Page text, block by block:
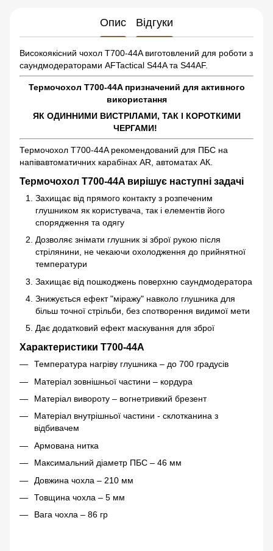
Опис Відгуки
Високоякісний чохол Т700-44A виготовлений для роботи з
саундмодераторами AFTactical S44A та S44AF.
Термочохол Т700-44A призначений для активного
використання
ЯК ОДИННИМИ ВИСТРІЛАМИ, ТАК І КОРОТКИМИ
ЧЕРГАМИ!
Термочохол Т700-44A рекомендований для ПБС на
напівавтоматичних карабінах AR, автоматах АК.
Термочохол Т700-44A вирішує наступні задачі
Захищає від прямого контакту з розпеченим
глушником як користувача, так і елементів його
спорядження та одягу
Дозволяє знімати глушник зі зброї рукою після
стрілянини, не чекаючи охолодження до прийнятної
температури
Захищає від пошкоджень поверхню саундмодератора
Знижується ефект "міражу" навколо глушника для
більш точної стрільби, без спотворення видимої мети
Дає додатковий ефект маскування для зброї
Характеристики Т700-44A
Температура нагріву глушника – до 700 градусів
Матеріал зовнішньої частини – кордура
Матеріал вивороту – вогнетривкий брезент
Матеріал внутрішньої частини - склотканина з
відбивачем
Армована нитка
Максимальний діаметр ПБС – 46 мм
Довжина чохла – 210 мм
Товщина чохла – 5 мм
Вага чохла – 86 гр